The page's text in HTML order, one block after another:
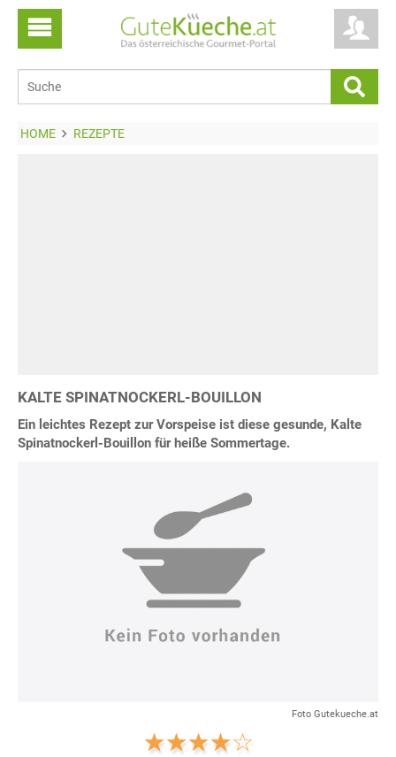
HOME REZEPTE
KALTE SPINATNOCKERL-BOUILLON
Ein leichtes Rezept zur Vorspeise ist diese gesunde, Kalte
Spinatnockerl-Bouillon für heiße Sommertage.
Foto Gutekueche.at